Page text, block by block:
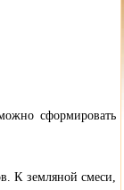
сформировать
К земляной смеси,